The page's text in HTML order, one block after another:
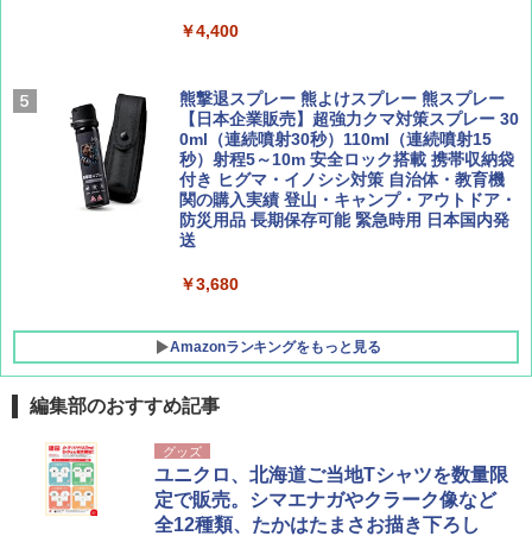
￥1,760
￥1,540
￥9,990
[キャンパーズコレクション 山善] 傘みたいに
広げるだけ パッとサッとテント キューブワ
イド ブラックコーティング フルクローズ メ
ッシュ 4人用 簡単設置 ポップアップテント P
ATCW-150B エクルベージュ
￥-
￥4,400
熊撃退スプレー 熊よけスプレー 熊スプレー
【日本企業販売】超強力クマ対策スプレー 30
0ml（連続噴射30秒）110ml（連続噴射15
秒）射程5～10m 安全ロック搭載 携帯収納袋
付き ヒグマ・イノシシ対策 自治体・教育機
関の購入実績 登山・キャンプ・アウトドア・
防災用品 長期保存可能 緊急時用 日本国内発
送
￥3,680
Amazonランキングをもっと見る
編集部のおすすめ記事
グッズ
ユニクロ、北海道ご当地Tシャツを数量限
定で販売。シマエナガやクラーク像など
全12種類、たかはたまさお描き下ろし